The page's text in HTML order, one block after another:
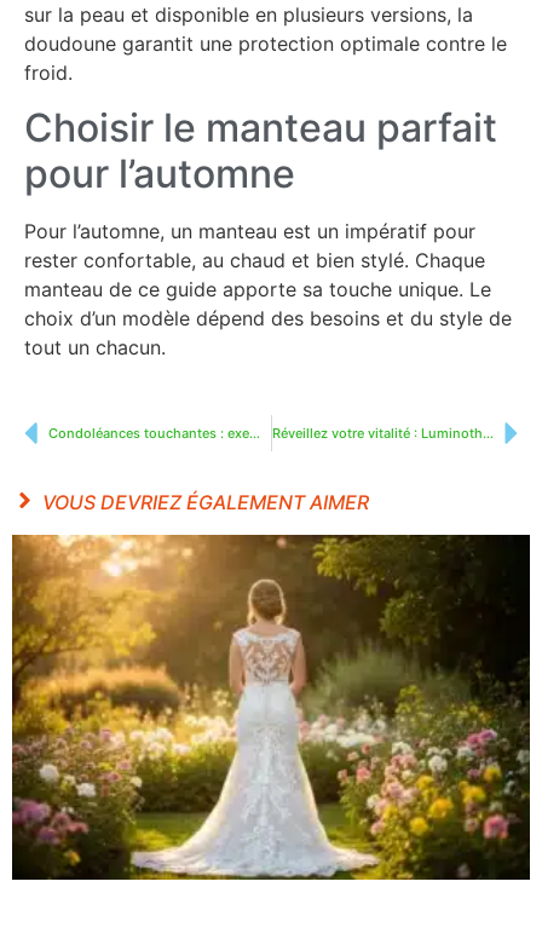
sur la peau et disponible en plusieurs versions, la
doudoune garantit une protection optimale contre le
froid.
Choisir le manteau parfait
pour l’automne
Pour l’automne, un manteau est un impératif pour
rester confortable, au chaud et bien stylé. Chaque
manteau de ce guide apporte sa touche unique. Le
choix d’un modèle dépend des besoins et du style de
tout un chacun.
Condoléances touchantes : exemples pour exprimer son soutien Réveillez votre vitalité : Luminothérapie pour les seniors pour améliorer le sommeil et l’humeur
VOUS DEVRIEZ ÉGALEMENT AIMER